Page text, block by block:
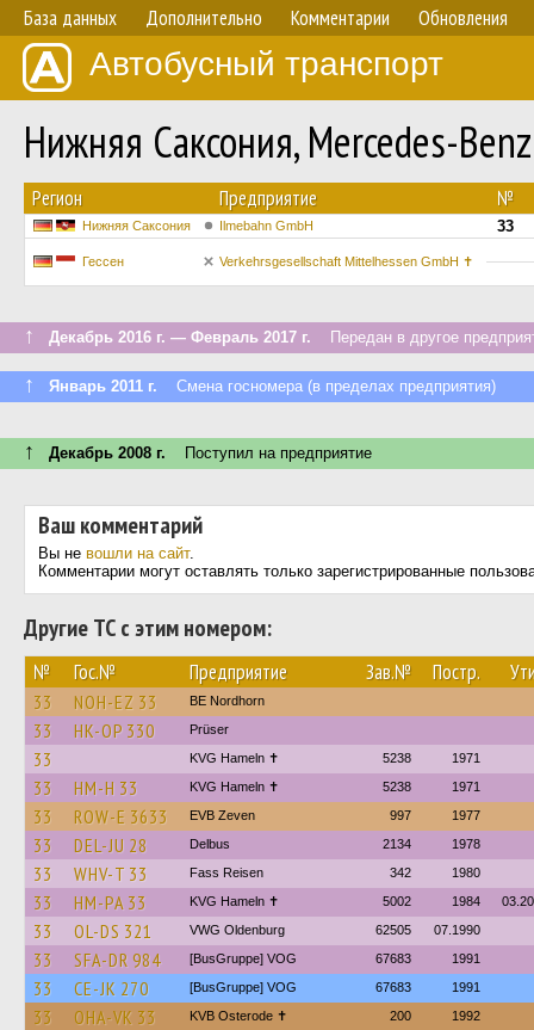
База данных Дополнительно Комментарии Обновления
Автобусный транспорт
Нижняя Саксония, Mercedes-
Регион Предприятие №
Нижняя Саксония Ilmebahn GmbH 33
Гессен Verkehrsgesellschaft Mittelhessen GmbH ✝
↑ Декабрь 2016 г. — Февраль 2017 г. Передан в другое
↑ Январь 2011 г. Смена госномера (в пределах предприятия)
↑ Декабрь 2008 г. Поступил на предприятие
Ваш комментарий
Вы не вошли на сайт.
Комментарии могут оставлять только зарегистрированные
Другие ТС с этим номером:
№ Гос.№ Предприятие Зав.№ Постр.
33 NOH-EZ 33 BE Nordhorn
33 HK-OP 330 Prüser
33 KVG Hameln ✝ 5238 1971
33 HM-H 33 KVG Hameln ✝ 5238 1971
33 ROW-E 3633 EVB Zeven 997 1977
33 DEL-JU 28 Delbus 2134 1978
33 WHV-T 33 Fass Reisen 342 1980
33 HM-PA 33 KVG Hameln ✝ 5002 1984
33 OL-DS 321 VWG Oldenburg 62505 07.1990
33 SFA-DR 984 [BusGruppe] VOG 67683 1991
33 CE-JK 270 [BusGruppe] VOG 67683 1991
33 OHA-VK 33 KVB Osterode ✝ 200 1992